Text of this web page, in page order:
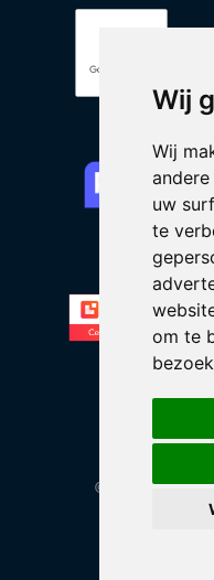
Wij
Wij
uw
te
om te
© 2026 DIMA |